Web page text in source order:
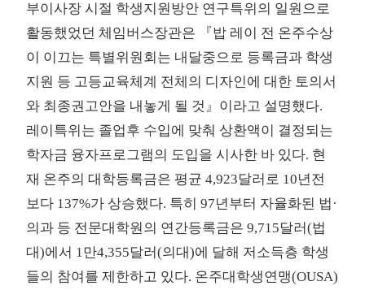
부이사장 시절 학생지원방안 연구특위의 일원으로
활동했었던 체임버스장관은 『밥 레이 전 온주수상
이 이끄는 특별위원회는 내달중으로 등록금과 학생
지원 등 고등교육체계 전체의 디자인에 대한 토의서
와 최종권고안을 내놓게 될 것』이라고 설명했다.
레이특위는 졸업후 수입에 맞춰 상환액이 결정되는
학자금 융자프로그램의 도입을 시사한 바 있다. 현
재 온주의 대학등록금은 평균 4,923달러로 10년전
보다 137%가 상승했다. 특히 97년부터 자율화된 법·
의과 등 전문대학원의 연간등록금은 9,715달러(법
대)에서 1만4,355달러(의대)에 달해 저소득층 학생
들의 참여를 제한하고 있다. 온주대학생연맹(OUSA)